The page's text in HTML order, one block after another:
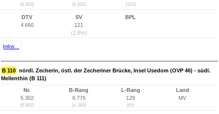
(8.993) (6.432) (153)
DTV
4.660
SV
121
(2,6%)
BPL
Infos...
B 110 nördl. Zecherin, östl. der Zecheriner Brücke, Insel Usedom (OVP 46) - südl.
Mellenthin (B 111)
Nr.
5.302
(8.992)
B-Rang
6.776
(4.390)
L-Rang
129
(65)
Land
MV